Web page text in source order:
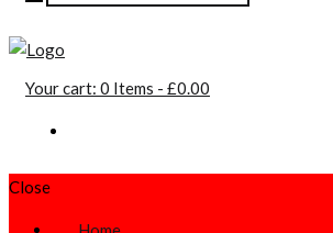
Your cart: 0 Items - £0.00
Close